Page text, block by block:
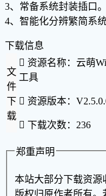
3、常备系统封装插口。
4、智能化分辨繁简系统
下载信息
文
件
下
载
 资源名称：云萌
工具
 资源版本：
 下载次数：236
郑重声明
本站大部分下载资源